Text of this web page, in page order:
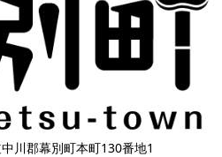
川郡幕別町本町130番地1